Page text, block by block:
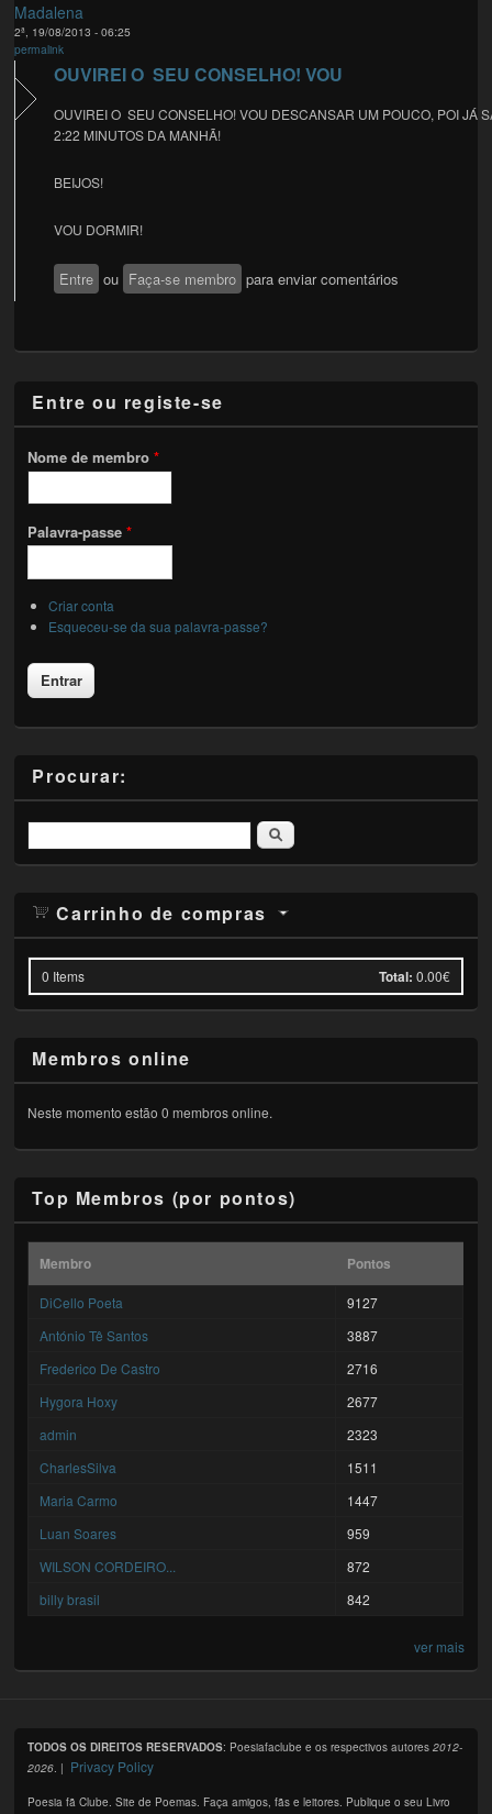
Madalena
2ª, 19/08/2013 - 06:25
permalink
OUVIREI O SEU CONSELHO! VOU
OUVIREI O SEU CONSELHO! VOU DESCANSAR UM POUCO, POI JÁ
2:22 MINUTOS DA MANHÃ!
BEIJOS!
VOU DORMIR!
Entre ou Faça-se membro para enviar comentários
Entre ou registe-se
Nome de membro*
Palavra-passe*
Criar conta
Esqueceu-se da sua palavra-passe?
Procurar:
Pesquisar
Carrinho de compras
0 Items Total: 0.00€
Membros online
Neste momento estão 0 membros online.
Top Membros (por pontos)
Membro Pontos
DiCello Poeta
9127
António Tê Santos
3887
Frederico De Castro
2716
Hygora Hoxy
2677
admin
2323
CharlesSilva
1511
Maria Carmo
1447
Luan Soares
959
WILSON CORDEIRO...
872
billy brasil
842
ver mais
TODOS OS DIREITOS RESERVADOS: Poesiafaclube e os respectivos autores2012-
2026. | Privacy Policy
Poesia fã Clube. Site de Poemas. Faça amigos, fãs e leitores. Publique o seu Livro